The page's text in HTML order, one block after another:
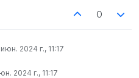
0
2024 г., 11:17
2024 г., 11:17